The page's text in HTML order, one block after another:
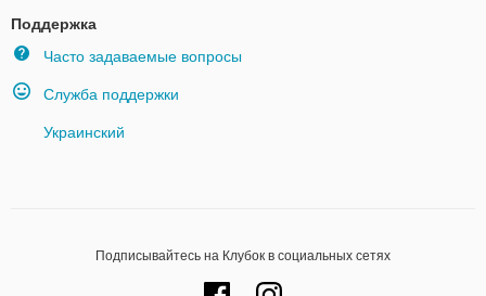
Поддержка
Часто задаваемые вопросы
Служба поддержки
Украинский
Подписывайтесь на Клубок в социальных сетях